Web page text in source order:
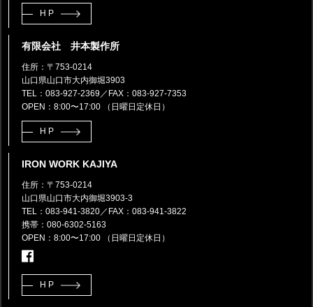
HP
有限会社 井本製作所
住所：〒753-0214
山口県山口市大内御堀3903
TEL：083-927-2369 ／FAX：083-927-7353
OPEN：8:00〜17:00 （日曜日定休日）
HP
IRON WORK KAJIYA
住所：〒753-0214
山口県山口市大内御堀3903-3
TEL：083-941-3820 ／FAX：083-941-3822
携帯：080-6302-5163
OPEN：8:00〜17:00 （日曜日定休日）
HP